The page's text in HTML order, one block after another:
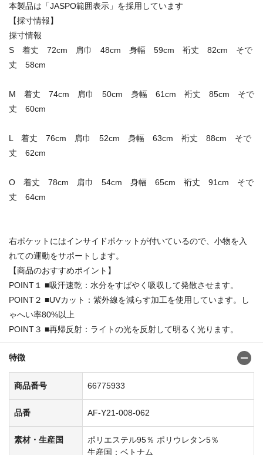
本製品は「JASPO範囲表示」を採用しています
【採寸情報】
採寸情報
S 着丈 72cm 肩巾 48cm 身幅 59cm 裄丈 82cm そで
丈 58cm
M 着丈 74cm 肩巾 50cm 身幅 61cm 裄丈 85cm そで
丈 60cm
L 着丈 76cm 肩巾 52cm 身幅 63cm 裄丈 88cm そで
丈 62cm
O 着丈 78cm 肩巾 54cm 身幅 65cm 裄丈 91cm そで
丈 64cm
右ポケットにはインサイドポケットが付いているので、小物を入
れての運動をサポートします。
【商品のおすすめポイント】
POINT１ ■吸汗速乾：水分をすばやく吸収して発散させます。
POINT２ ■UVカット：紫外線を減らす加工を使用しています。し
ゃへい率80%以上
POINT３ ■再帰反射：ライトの光を反射して明るく光ります。
特徴
商品番号 66775933
品番 AF-Y21-008-062
素材・生産国
ポリエステル95％ ポリウレタン5％
生産国：ベトナム